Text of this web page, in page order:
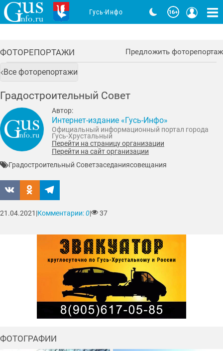
ФОТОРЕПОРТАЖИ Предложить фоторепортаж
Все фоторепортажи
Градостроительный Совет
Автор:
Интернет-издание «Гусь-Инфо»
Официальный информационный портал города
Гусь-Хрустальный
Перейти на страницу организации
Перейти на сайт организации
Градостроительный Советзаседаниясовещания
21.04.2021 |Комментарии:0| 37
ФОТОГРАФИИ
Гусь-Инфо